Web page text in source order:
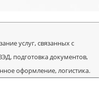
услуг, связанных с
подготовка документов,
оформление, логистика.